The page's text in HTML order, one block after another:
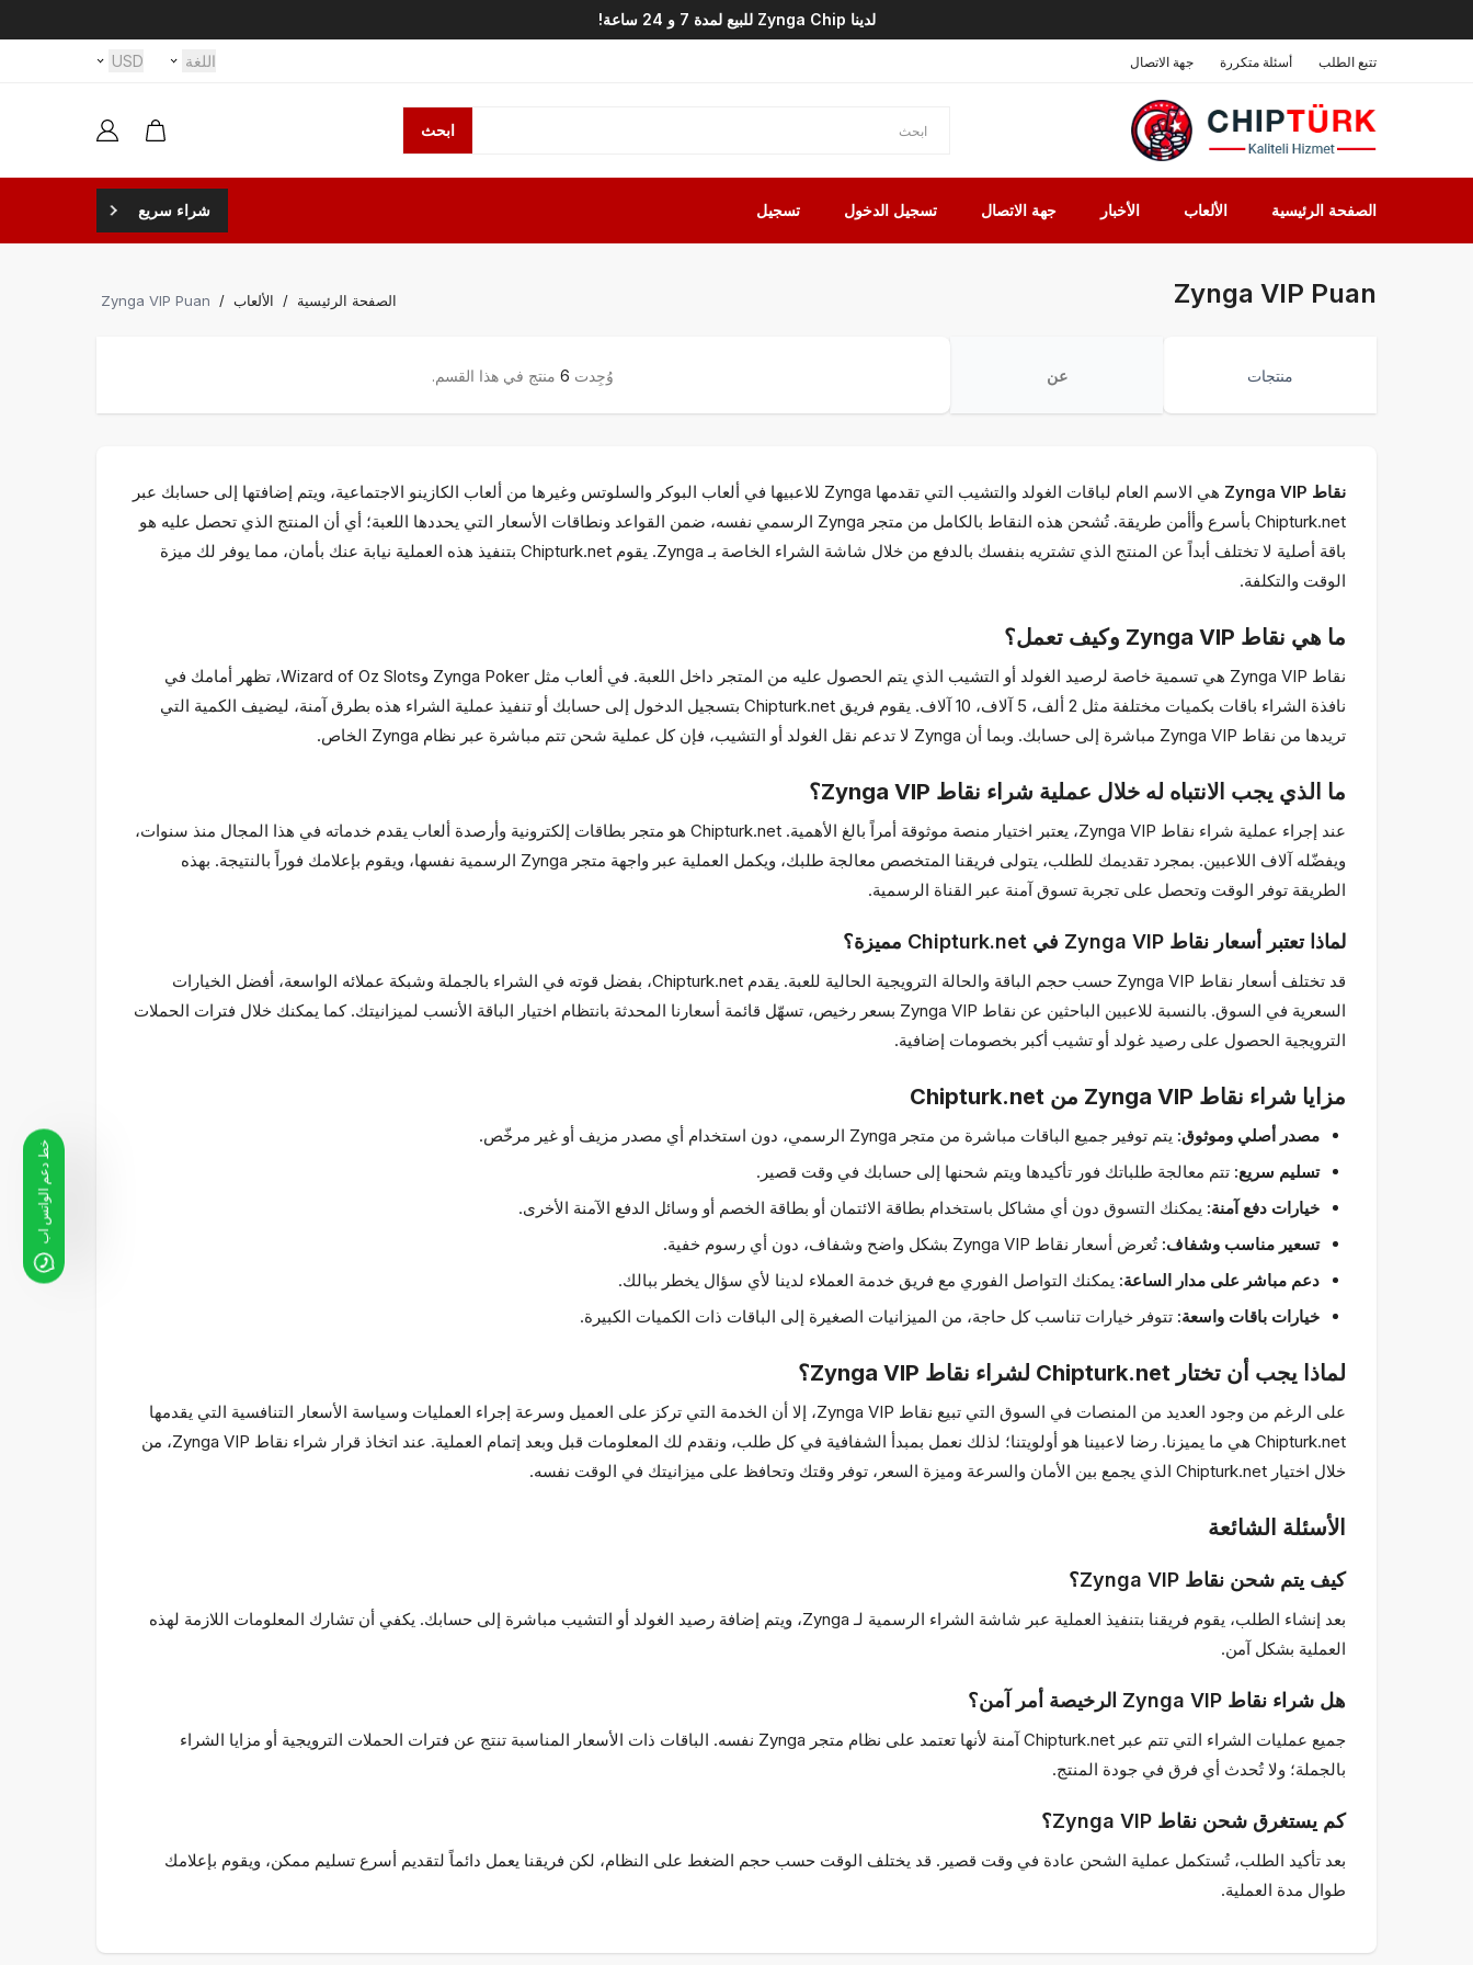
لدينا Zynga Chip للبيع لمدة 7 و 24 ساعة!
تتبع الطلب أسئلة متكررة جهة الاتصال اللغة USD
ابحث
الصفحة الرئيسية الألعاب الأخبار جهة الاتصال تسجيل الدخول تسجيل شراء سريع
Zynga VIP Puan الصفحة الرئيسية / الألعاب /
Zynga VIP Puan
منتجات عن وُجِدت 6منتج في هذا القسم.
نقاط Zynga VIP
هي الاسم العام لباقات الغولد والتشيب التي تقدمها Zynga للاعبيها في ألعاب البوكر والسلوتس وغيرها من ألعاب الكازينو الاجتماعية، ويتم إضافتها إلى حسابك عبر
Chipturk.net بأسرع وأأمن طريقة. تُشحن هذه النقاط بالكامل من متجر Zynga الرسمي نفسه، ضمن القواعد ونطاقات الأسعار التي يحددها اللعبة؛ أي أن المنتج الذي تحصل عليه هو
باقة أصلية لا تختلف أبداً عن المنتج الذي تشتريه بنفسك بالدفع من خلال شاشة الشراء الخاصة بـ Zynga. يقوم Chipturk.net بتنفيذ هذه العملية نيابة عنك بأمان، مما يوفر لك ميزة
الوقت والتكلفة.
ما هي نقاط Zynga VIP وكيف تعمل؟
نقاط Zynga VIP هي تسمية خاصة لرصيد الغولد أو التشيب الذي يتم الحصول عليه من المتجر داخل اللعبة. في ألعاب مثل Zynga Poker وWizard of Oz Slots، تظهر أمامك في
نافذة الشراء باقات بكميات مختلفة مثل 2 ألف، 5 آلاف، 10 آلاف. يقوم فريق Chipturk.net بتسجيل الدخول إلى حسابك أو تنفيذ عملية الشراء هذه بطرق آمنة، ليضيف الكمية التي
تريدها من نقاط Zynga VIP مباشرة إلى حسابك. وبما أن Zynga لا تدعم نقل الغولد أو التشيب، فإن كل عملية شحن تتم مباشرة عبر نظام Zynga الخاص.
ما الذي يجب الانتباه له خلال عملية شراء نقاط Zynga VIP؟
عند إجراء عملية شراء نقاط Zynga VIP، يعتبر اختيار منصة موثوقة أمراً بالغ الأهمية. Chipturk.net هو متجر بطاقات إلكترونية وأرصدة ألعاب يقدم خدماته في هذا المجال منذ سنوات،
ويفضّله آلاف اللاعبين. بمجرد تقديمك للطلب، يتولى فريقنا المتخصص معالجة طلبك، ويكمل العملية عبر واجهة متجر Zynga الرسمية نفسها، ويقوم بإعلامك فوراً بالنتيجة. بهذه
الطريقة توفر الوقت وتحصل على تجربة تسوق آمنة عبر القناة الرسمية.
لماذا تعتبر أسعار نقاط Zynga VIP في Chipturk.net مميزة؟
قد تختلف أسعار نقاط Zynga VIP حسب حجم الباقة والحالة الترويجية الحالية للعبة. يقدم Chipturk.net، بفضل قوته في الشراء بالجملة وشبكة عملائه الواسعة، أفضل الخيارات
السعرية في السوق. بالنسبة للاعبين الباحثين عن نقاط Zynga VIP بسعر رخيص، تسهّل قائمة أسعارنا المحدثة بانتظام اختيار الباقة الأنسب لميزانيتك. كما يمكنك خلال فترات الحملات
الترويجية الحصول على رصيد غولد أو تشيب أكبر بخصومات إضافية.
مزايا شراء نقاط Zynga VIP من Chipturk.net
مصدر أصلي وموثوق: يتم توفير جميع الباقات مباشرة من متجر Zynga الرسمي، دون استخدام أي مصدر مزيف أو غير مرخّص.
تسليم سريع: تتم معالجة طلباتك فور تأكيدها ويتم شحنها إلى حسابك في وقت قصير.
خيارات دفع آمنة: يمكنك التسوق دون أي مشاكل باستخدام بطاقة الائتمان أو بطاقة الخصم أو وسائل الدفع الآمنة الأخرى.
تسعير مناسب وشفاف: تُعرض أسعار نقاط Zynga VIP بشكل واضح وشفاف، دون أي رسوم خفية.
دعم مباشر على مدار الساعة: يمكنك التواصل الفوري مع فريق خدمة العملاء لدينا لأي سؤال يخطر ببالك.
خيارات باقات واسعة: تتوفر خيارات تناسب كل حاجة، من الميزانيات الصغيرة إلى الباقات ذات الكميات الكبيرة.
لماذا يجب أن تختار Chipturk.net لشراء نقاط Zynga VIP؟
على الرغم من وجود العديد من المنصات في السوق التي تبيع نقاط Zynga VIP، إلا أن الخدمة التي تركز على العميل وسرعة إجراء العمليات وسياسة الأسعار التنافسية التي يقدمها
Chipturk.net هي ما يميزنا. رضا لاعبينا هو أولويتنا؛ لذلك نعمل بمبدأ الشفافية في كل طلب، ونقدم لك المعلومات قبل وبعد إتمام العملية. عند اتخاذ قرار شراء نقاط Zynga VIP، من
خلال اختيار Chipturk.net الذي يجمع بين الأمان والسرعة وميزة السعر، توفر وقتك وتحافظ على ميزانيتك في الوقت نفسه.
الأسئلة الشائعة
كيف يتم شحن نقاط Zynga VIP؟
بعد إنشاء الطلب، يقوم فريقنا بتنفيذ العملية عبر شاشة الشراء الرسمية لـ Zynga، ويتم إضافة رصيد الغولد أو التشيب مباشرة إلى حسابك. يكفي أن تشارك المعلومات اللازمة لهذه
العملية بشكل آمن.
هل شراء نقاط Zynga VIP الرخيصة أمر آمن؟
جميع عمليات الشراء التي تتم عبر Chipturk.net آمنة لأنها تعتمد على نظام متجر Zynga نفسه. الباقات ذات الأسعار المناسبة تنتج عن فترات الحملات الترويجية أو مزايا الشراء
بالجملة؛ ولا تُحدث أي فرق في جودة المنتج.
كم يستغرق شحن نقاط Zynga VIP؟
بعد تأكيد الطلب، تُستكمل عملية الشحن عادة في وقت قصير. قد يختلف الوقت حسب حجم الضغط على النظام، لكن فريقنا يعمل دائماً لتقديم أسرع تسليم ممكن، ويقوم بإعلامك
طوال مدة العملية.
خط دعم الواتس اب